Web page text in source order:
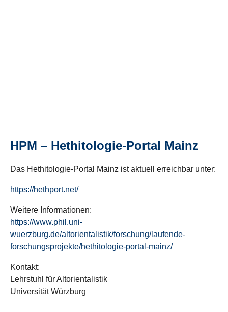
HPM – Hethitologie-Portal Mainz
Das Hethitologie-Portal Mainz ist aktuell erreichbar unter:
https://hethport.net/
Weitere Informationen:
https://www.phil.uni-
wuerzburg.de/altorientalistik/forschung/laufende-
forschungsprojekte/hethitologie-portal-mainz/
Kontakt:
Lehrstuhl für Altorientalistik
Universität Würzburg